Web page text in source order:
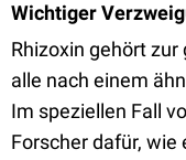
Wichtiger
Rhizoxin gehört zur
alle nach einem
Im speziellen Fall
Forscher dafür,